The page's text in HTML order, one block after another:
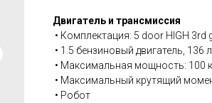
Двигатель и трансмиссия
• Комплектация: 5 door HIGH 3rd
• 1.5 бензиновый двигатель, 136
• Максимальная мощность: 100
• Максимальный крутящий
• Робот